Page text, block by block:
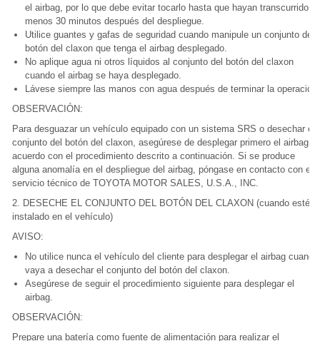
el airbag, por lo que debe evitar tocarlo hasta que hayan transcurrido al
menos 30 minutos después del despliegue.
Utilice guantes y gafas de seguridad cuando manipule un conjunto del
botón del claxon que tenga el airbag desplegado.
No aplique agua ni otros líquidos al conjunto del botón del claxon
cuando el airbag se haya desplegado.
Lávese siempre las manos con agua después de terminar la operación.
OBSERVACIÓN:
Para desguazar un vehículo equipado con un sistema SRS o desechar el
conjunto del botón del claxon, asegúrese de desplegar primero el airbag
acuerdo con el procedimiento descrito a continuación. Si se produce
alguna anomalía en el despliegue del airbag, póngase en contacto con el
servicio técnico de TOYOTA MOTOR SALES, U.S.A., INC.
2. DESECHE EL CONJUNTO DEL BOTÓN DEL CLAXON (cuando esté
instalado en el vehículo)
AVISO:
No utilice nunca el vehículo del cliente para desplegar el airbag cuando
vaya a desechar el conjunto del botón del claxon.
Asegúrese de seguir el procedimiento siguiente para desplegar el
airbag.
OBSERVACIÓN:
Prepare una batería como fuente de alimentación para realizar el